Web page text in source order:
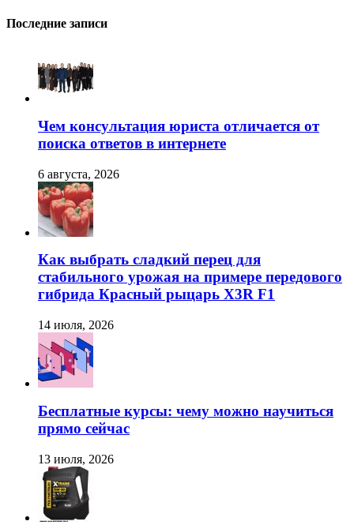
Последние записи
Чем консультация юриста отличается от
поиска ответов в интернете
6 августа, 2026
Как выбрать сладкий перец для
стабильного урожая на примере передового
гибрида Красный рыцарь X3R F1
14 июля, 2026
Бесплатные курсы: чему можно научиться
прямо сейчас
13 июля, 2026